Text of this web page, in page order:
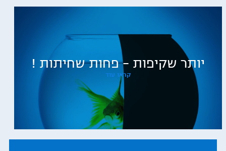
יותר שקיפות – פחות שחיתות !
קראו עוד